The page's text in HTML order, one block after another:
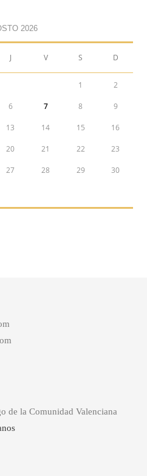
2026
J V S D
1 2
6 7 8 9
13 14 15 16
20 21 22 23
27 28 29 30
de la Comunidad Valenciana